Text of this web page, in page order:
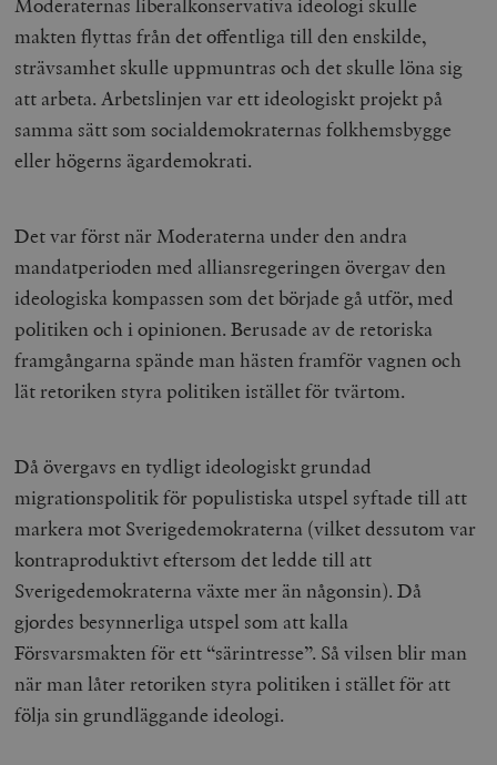
Moderaternas liberalkonservativa ideologi skulle
makten flyttas från det offentliga till den enskilde,
strävsamhet skulle uppmuntras och det skulle löna sig
att arbeta. Arbetslinjen var ett ideologiskt projekt på
samma sätt som socialdemokraternas folkhemsbygge
eller högerns ägardemokrati.
Det var först när Moderaterna under den andra
mandatperioden med alliansregeringen övergav den
ideologiska kompassen som det började gå utför, med
politiken och i opinionen. Berusade av de retoriska
framgångarna spände man hästen framför vagnen och
lät retoriken styra politiken istället för tvärtom.
Då övergavs en tydligt ideologiskt grundad
migrationspolitik för populistiska utspel syftade till att
markera mot Sverigedemokraterna (vilket dessutom var
kontraproduktivt eftersom det ledde till att
Sverigedemokraterna växte mer än någonsin). Då
gjordes besynnerliga utspel som att kalla
Försvarsmakten för ett “särintresse”. Så vilsen blir man
när man låter retoriken styra politiken i stället för att
följa sin grundläggande ideologi.